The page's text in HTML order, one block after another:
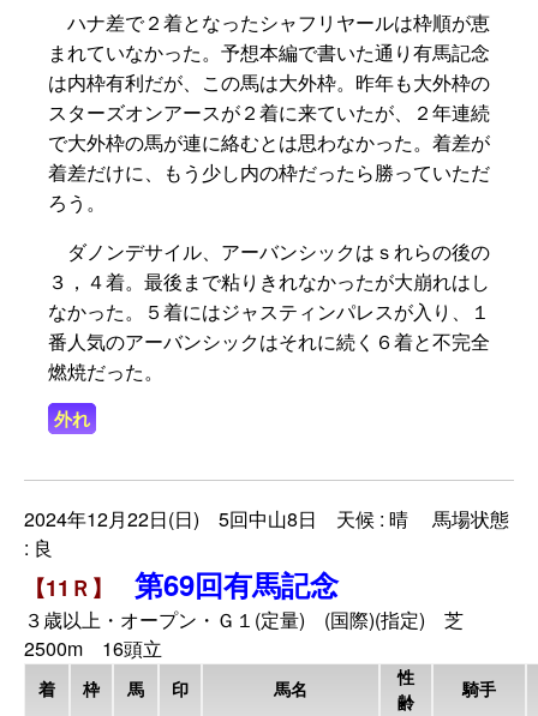
ハナ差で２着となったシャフリヤールは枠順が恵
まれていなかった。予想本編で書いた通り有馬記念
は内枠有利だが、この馬は大外枠。昨年も大外枠の
スターズオンアースが２着に来ていたが、２年連続
で大外枠の馬が連に絡むとは思わなかった。着差が
着差だけに、もう少し内の枠だったら勝っていただ
ろう。
ダノンデサイル、アーバンシックはｓれらの後の
３，４着。最後まで粘りきれなかったが大崩れはし
なかった。５着にはジャスティンパレスが入り、１
番人気のアーバンシックはそれに続く６着と不完全
燃焼だった。
外れ
2024年12月22日(日) 5回中山8日 天候 : 晴 馬場状態
: 良
【11Ｒ】 第69回有馬記念
３歳以上・オープン・Ｇ１(定量) (国際)(指定) 芝
2500m 16頭立
着 枠 馬 印 馬名
性
齢
騎手